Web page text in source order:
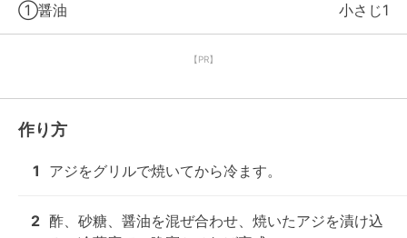
①醤油 小さじ1
【PR】
作り方
1 アジをグリルで焼いてから冷ます。
2 酢、砂糖、醤油を混ぜ合わせ、焼いたアジを漬け込